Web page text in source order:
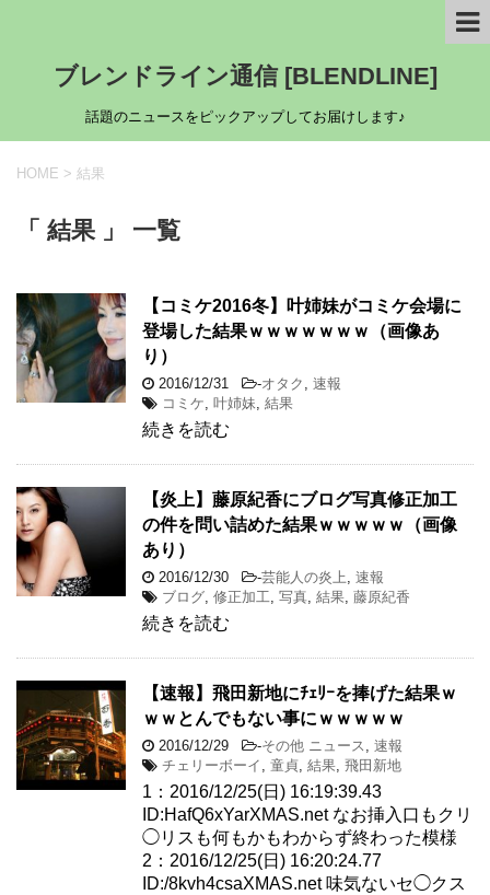
ブレンドライン通信 [BLENDLINE]
話題のニュースをピックアップしてお届けします♪
HOME > 結果
「 結果 」 一覧
【コミケ2016冬】叶姉妹がコミケ会場に
登場した結果ｗｗｗｗｗｗｗ（画像あ
り）
2016/12/31 -オタク
速報
コミケ 叶姉妹 結果
続きを読む
【炎上】藤原紀香にブログ写真修正加工
の件を問い詰めた結果ｗｗｗｗｗ（画像
あり）
2016/12/30 -芸能人の炎上 速報
ブログ 修正加工 写真 結果 藤原紀香
続きを読む
【速報】飛田新地にﾁｪﾘｰを捧げた結果ｗ
ｗｗとんでもない事にｗｗｗｗｗ
2016/12/29 -その他 ニュース
速報
チェリーボーイ
童貞 結果 飛田新地
1：2016/12/25(日) 16:19:39.43
ID:HafQ6xYarXMAS.net なお挿入口もクリ
◯リスも何もかもわからず終わった模様
2：2016/12/25(日) 16:20:24.77
ID:/8kvh4csaXMAS.net 味気ないセ◯クス